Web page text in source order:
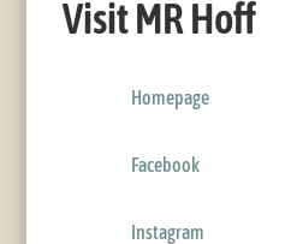
Visit MR Hoff
Homepage
Facebook
Instagram